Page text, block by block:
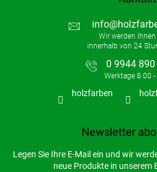
info@
0 9944
holzfarben
Newsletter
Legen Sie Ihre E-Mail ein und wir
neue Produkte in unserem